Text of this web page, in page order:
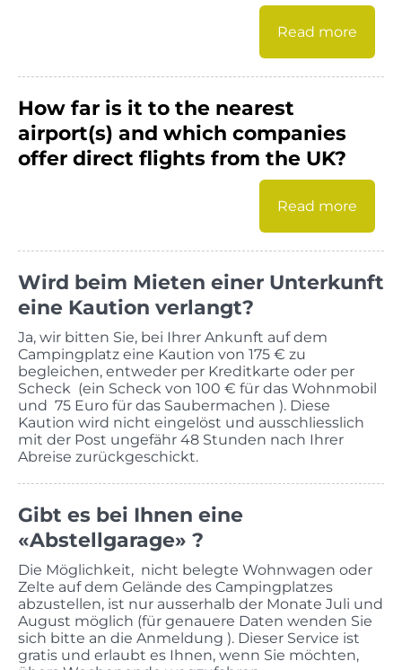
Read more
How far is it to the nearest
airport(s) and which companies
offer direct flights from the UK?
Read more
Wird beim Mieten einer Unterkunft
eine Kaution verlangt?
Ja, wir bitten Sie, bei Ihrer Ankunft auf dem
Campingplatz eine Kaution von 175 € zu
begleichen, entweder per Kreditkarte oder per
Scheck (ein Scheck von 100 € für das Wohnmobil
und 75 Euro für das Saubermachen ). Diese
Kaution wird nicht eingelöst und ausschliesslich
mit der Post ungefähr 48 Stunden nach Ihrer
Abreise zurückgeschickt.
Gibt es bei Ihnen eine
«Abstellgarage» ?
Die Möglichkeit, nicht belegte Wohnwagen oder
Zelte auf dem Gelände des Campingplatzes
abzustellen, ist nur ausserhalb der Monate Juli und
August möglich (für genauere Daten wenden Sie
sich bitte an die Anmeldung ). Dieser Service ist
gratis und erlaubt es Ihnen, wenn Sie möchten,